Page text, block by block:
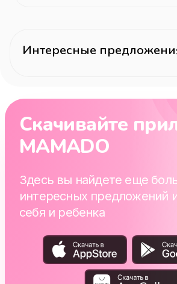
Интересные
Скачивайте
MAMADO
Здесь вы найдете еще
интересных предложений
себя и ребенка